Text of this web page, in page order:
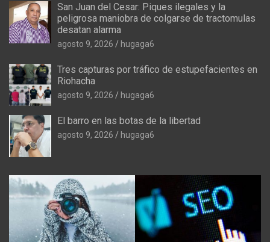
San Juan del Cesar: Piques ilegales y la
peligrosa maniobra de colgarse de tractomulas
desatan alarma
agosto 9, 2026 hugaga6
Tres capturas por tráfico de estupefacientes en
Riohacha
agosto 9, 2026 hugaga6
El barro en las botas de la libertad
agosto 9, 2026 hugaga6